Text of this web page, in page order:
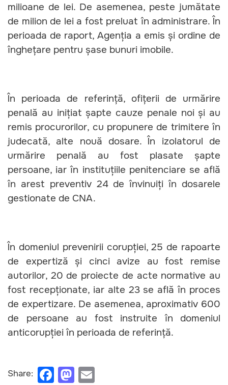
milioane de lei. De asemenea, peste jumătate
de milion de lei a fost preluat în administrare. În
perioada de raport, Agenția a emis și ordine de
înghețare pentru șase bunuri imobile.
În perioada de referință, ofițerii de urmărire
penală au inițiat șapte cauze penale noi și au
remis procurorilor, cu propunere de trimitere în
judecată, alte nouă dosare. În izolatorul de
urmărire penală au fost plasate șapte
persoane, iar în instituțiile penitenciare se află
în arest preventiv 24 de învinuiți în dosarele
gestionate de CNA.
În domeniul prevenirii corupției, 25 de rapoarte
de expertiză și cinci avize au fost remise
autorilor, 20 de proiecte de acte normative au
fost recepționate, iar alte 23 se află în proces
de expertizare. De asemenea, aproximativ 600
de persoane au fost instruite în domeniul
anticorupției în perioada de referință.
Share: F M